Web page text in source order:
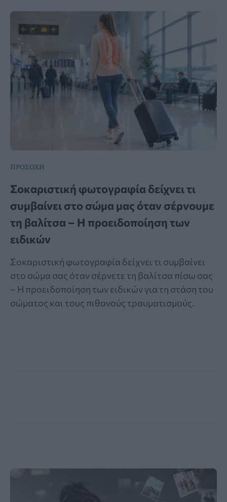
ΠΡΟΣΟΧΗ
Σοκαριστική φωτογραφία δείχνει τι
συμβαίνει στο σώμα μας όταν σέρνουμε
τη βαλίτσα – Η προειδοποίηση των
ειδικών
Σοκαριστική φωτογραφία δείχνει τι συμβαίνει
στο σώμα σας όταν σέρνετε τη βαλίτσα πίσω σας
– Η προειδοποίηση των ειδικών για τη στάση του
σώματος και τους πιθανούς τραυματισμούς.